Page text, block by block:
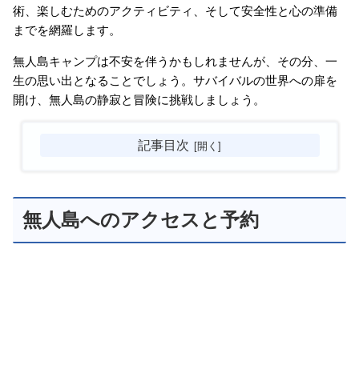
術、楽しむためのアクティビティ、そして安全性と心の準備
までを網羅します。
無人島キャンプは不安を伴うかもしれませんが、その分、一
生の思い出となることでしょう。サバイバルの世界への扉を
開け、無人島の静寂と冒険に挑戦しましょう。
記事目次
無人島へのアクセスと予約